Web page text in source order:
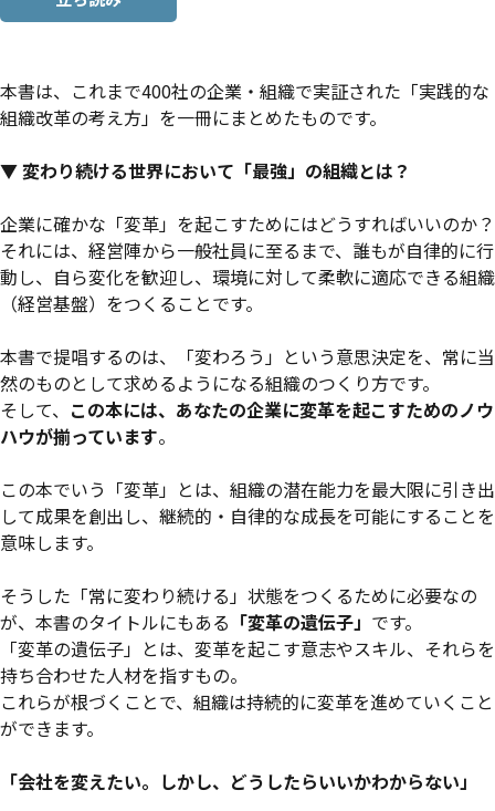
本書は、これまで400社の企業・組織で実証された「実践的な
組織改革の考え方」を一冊にまとめたものです。
▼ 変わり続ける世界において「最強」の組織とは？
企業に確かな「変革」を起こすためにはどうすればいいのか？
それには、経営陣から一般社員に至るまで、誰もが自律的に行
動し、自ら変化を歓迎し、環境に対して柔軟に適応できる組織
（経営基盤）をつくることです。
本書で提唱するのは、「変わろう」という意思決定を、常に当
然のものとして求めるようになる組織のつくり方です。
そして、 この本には、あなたの企業に変革を起こすためのノウ
ハウが揃っています。
この本でいう「変革」とは、組織の潜在能力を最大限に引き出
して成果を創出し、継続的・自律的な成長を可能にすることを
意味します。
そうした「常に変わり続ける」状態をつくるために必要なの
が、本書のタイトルにもある 「変革の遺伝子」 です。
「変革の遺伝子」とは、変革を起こす意志やスキル、それらを
持ち合わせた人材を指すもの。
これらが根づくことで、組織は持続的に変革を進めていくこと
ができます。
「会社を変えたい。しかし、どうしたらいいかわからない」